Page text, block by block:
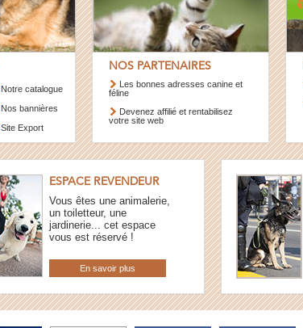
Notre catalogue
Nos bannières
Site Export
NOS PARTENAIRES
Les bonnes adresses canine et
féline
Devenez affilié et rentabilisez
votre site web
ESPACE REVENDEUR
Vous êtes une animalerie,
un toiletteur, une
jardinerie... cet espace
vous est réservé !
En savoir plus